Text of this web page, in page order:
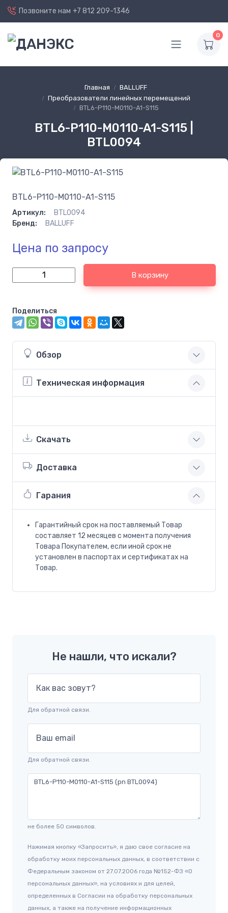
Позвоните нам +7 812 209-1346
0
Главная
BALLUFF
Преобразователи линейных перемещений
BTL6-P110-M0110-A1-S115
BTL6-P110-M0110-A1-S115 |
BTL0094
BTL6-P110-M0110-A1-S115
Артикул:
BTL0094
Бренд:
BALLUFF
Цена по запросу
В корзину
Поделиться
Обзор
Техническая информация
Скачать
Доставка
Гарания
Гарантийный срок на поставляемый Товар
составляет 12 месяцев с момента получения
Товара Покупателем, если иной срок не
установлен в паспортах и сертификатах на
Товар.
Не нашли, что искали?
Как вас зовут?
Для обратной связи.
Ваш email
Для обратной связи.
не более 50 символов.
Нажимая кнопку «Запросить», я даю свое согласие на
обработку моих персональных данных, в соответствии с
Федеральным законом от 27.07.2006 года №152-ФЗ «О
персональных данных», на условиях и для целей,
определенных в Согласии на обработку персональных
данных, а также на получение информационных